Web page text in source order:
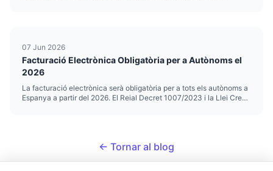
07 Jun 2026
Facturació Electrònica Obligatòria per a Autònoms el
2026
La facturació electrònica serà obligatòria per a tots els autònoms a
Espanya a partir del 2026. El Reial Decret 1007/2023 i la Llei Crea i
← Tornar al blog